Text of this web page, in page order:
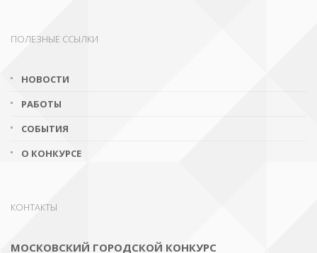
ПОЛЕЗНЫЕ ССЫЛКИ
НОВОСТИ
РАБОТЫ
СОБЫТИЯ
О КОНКУРСЕ
КОНТАКТЫ
МОСКОВСКИЙ ГОРОДСКОЙ КОНКУРС